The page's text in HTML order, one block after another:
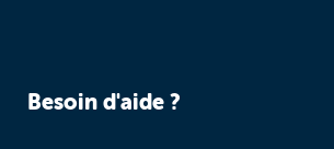
Besoin d'aide ?